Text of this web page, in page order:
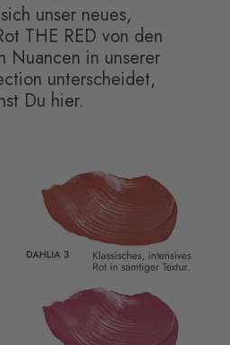
unser neues,
THE RED von den
Nuancen in unserer
unterscheidet,
Du hier.